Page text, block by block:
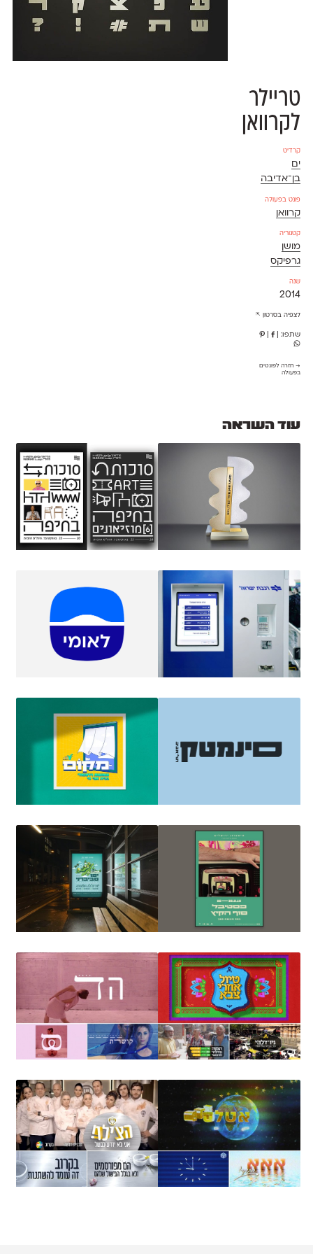
טריילר
לקרוואן
קרדיט
ים
בן־אדיבה
פונט בפעולה
קרוואן
קטגוריה
מושן
גרפיקס
שנה
2014
לצפיה בסרטון ⇱
שתפו: |
→ חזרה לפונטים
בפעולה
עוד השראה